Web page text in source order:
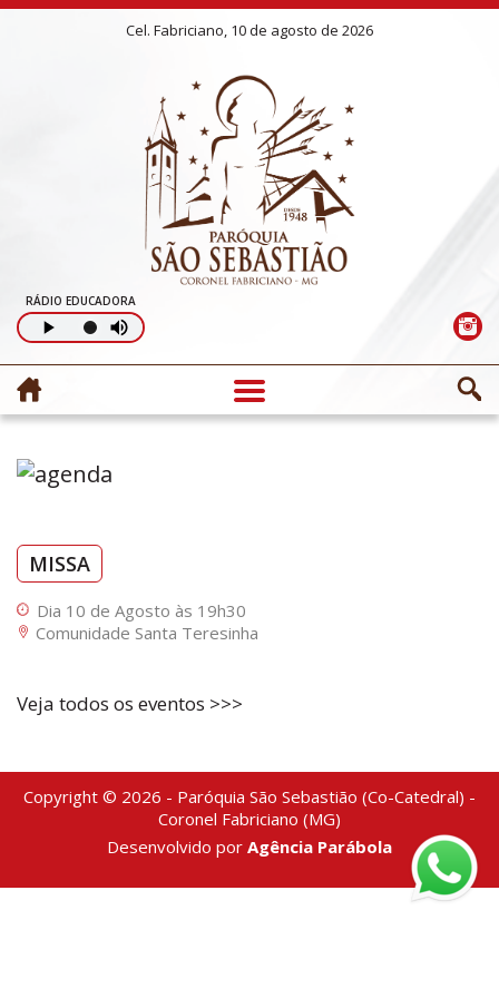
Cel. Fabriciano, 10 de agosto de 2026
RÁDIO EDUCADORA
MISSA
Dia 10 de Agosto às 19h30
Comunidade Santa Teresinha
Veja todos os eventos >>>
Copyright © 2026 - Paróquia São Sebastião (Co-Catedral) -
Coronel Fabriciano (MG)
Desenvolvido por Agência Parábola